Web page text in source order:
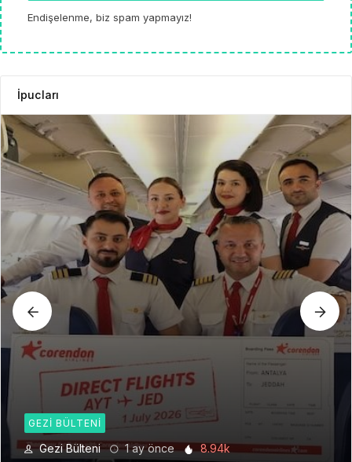
Endişelenme, biz spam yapmayız!
İpucları
GEZI BÜLTENI
Gezi Bülteni 1 ay önce 8.94k